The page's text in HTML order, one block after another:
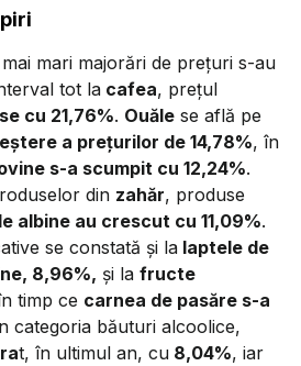
mari majorări de preţuri s-au
tot la cafea, prețul
cu 21,76%. Ouăle se află pe
a prețurilor de 14,78%, în
s-a scumpit cu 12,24%.
din zahăr, produse
albine au crescut cu 11,09%.
se constată și la laptele de
8,96%, și la fructe
timp ce carnea de pasăre s-a
categoria băuturi alcoolice,
t, în ultimul an, cu 8,04%, iar